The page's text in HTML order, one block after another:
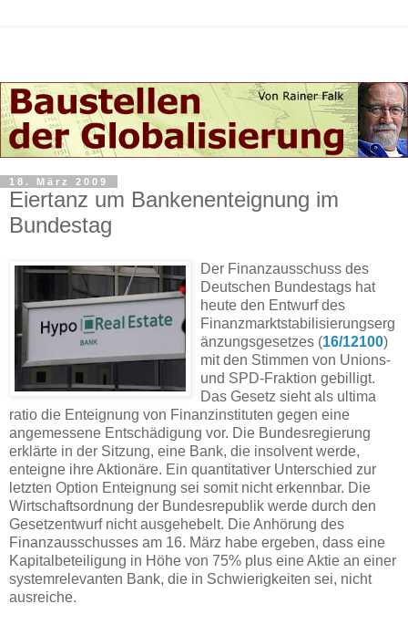
18. März 2009
Eiertanz um Bankenenteignung im
Bundestag
Der Finanzausschuss des
Deutschen Bundestags hat
heute den Entwurf des
Finanzmarktstabilisierungserg
änzungsgesetzes (16/12100)
mit den Stimmen von Unions-
und SPD-Fraktion gebilligt.
Das Gesetz sieht als ultima
ratio die Enteignung von Finanzinstituten gegen eine
angemessene Entschädigung vor. Die Bundesregierung
erklärte in der Sitzung, eine Bank, die insolvent werde,
enteigne ihre Aktionäre. Ein quantitativer Unterschied zur
letzten Option Enteignung sei somit nicht erkennbar. Die
Wirtschaftsordnung der Bundesrepublik werde durch den
Gesetzentwurf nicht ausgehebelt. Die Anhörung des
Finanzausschusses am 16. März habe ergeben, dass eine
Kapitalbeteiligung in Höhe von 75% plus eine Aktie an einer
systemrelevanten Bank, die in Schwierigkeiten sei, nicht
ausreiche.